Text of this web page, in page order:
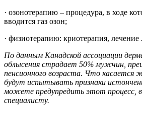
· озонотерапию – процедура, в ходе
вводится газ озон;
· физиотерапию: криотерапия, лечение
По данным Канадской ассоциации
облысения страдает 50% мужчин,
пенсионного возраста. Что касается
будут испытывать признаки
можете предупредить этот процесс,
специалисту.